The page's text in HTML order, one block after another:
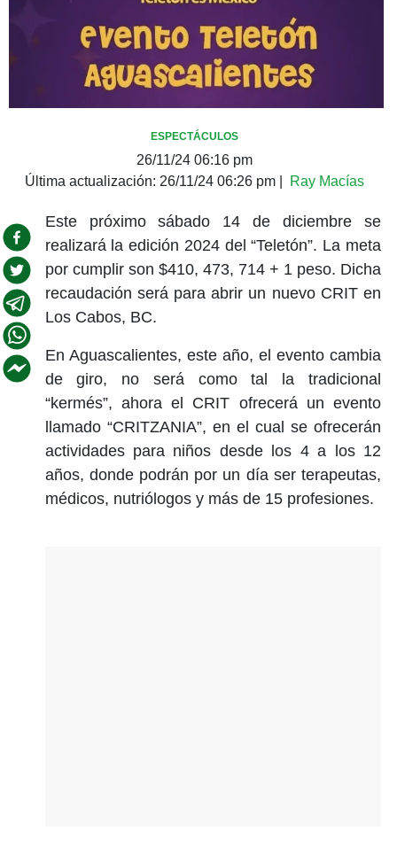
ESPECTÁCULOS
26/11/24 06:16 pm
Última actualización: 26/11/24 06:26 pm| Ray Macías
Este próximo sábado 14 de diciembre se
realizará la edición 2024 del “Teletón”. La meta
por cumplir son $410, 473, 714 + 1 peso. Dicha
recaudación será para abrir un nuevo CRIT en
Los Cabos, BC.
En Aguascalientes, este año, el evento cambia
de giro, no será como tal la tradicional
“kermés”, ahora el CRIT ofrecerá un evento
llamado “CRITZANIA”, en el cual se ofrecerán
actividades para niños desde los 4 a los 12
años, donde podrán por un día ser terapeutas,
médicos, nutriólogos y más de 15 profesiones.